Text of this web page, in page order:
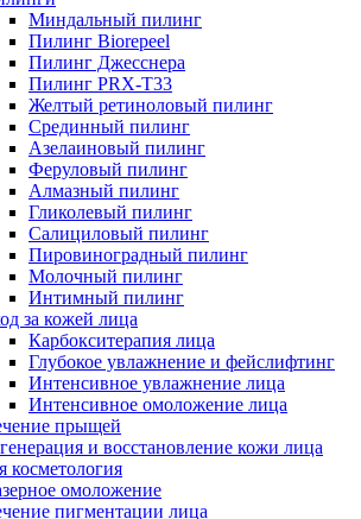
Миндальный пилинг
Пилинг Biorepeel
Пилинг Джесснера
Пилинг PRX-T33
Желтый ретиноловый пилинг
Срединный пилинг
Азелаиновый пилинг
Феруловый пилинг
Алмазный пилинг
Гликолевый пилинг
Салициловый пилинг
Пировиноградный пилинг
Молочный пилинг
Интимный пилинг
за кожей лица
Карбокситерапия лица
Глубокое увлажнение и фейслифтинг
Интенсивное увлажнение лица
Интенсивное омоложение лица
прыщей
и восстановление кожи лица
косметология
омоложение
пигментации лица